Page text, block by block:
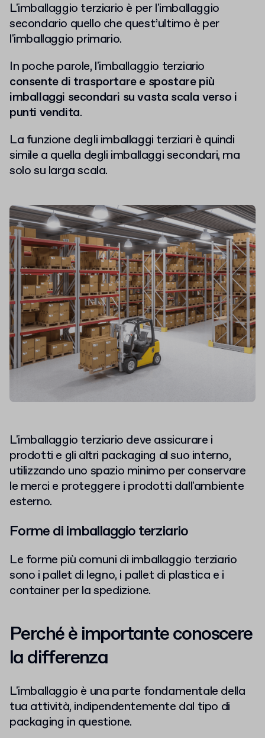
L'imballaggio terziario è per l'imballaggio
secondario quello che quest’ultimo è per
l'imballaggio primario.
In poche parole, l'imballaggio terziario
consente di trasportare e spostare più
imballaggi secondari su vasta scala verso i
punti vendita.
La funzione degli imballaggi terziari è quindi
simile a quella degli imballaggi secondari, ma
solo su larga scala.
L'imballaggio terziario deve assicurare i
prodotti e gli altri packaging al suo interno,
utilizzando uno spazio minimo per conservare
le merci e proteggere i prodotti dall'ambiente
esterno.
Forme di imballaggio terziario
Le forme più comuni di imballaggio terziario
sono i pallet di legno, i pallet di plastica e i
container per la spedizione.
Perché è importante conoscere
la differenza
L'imballaggio è una parte fondamentale della
tua attività, indipendentemente dal tipo di
packaging in questione.